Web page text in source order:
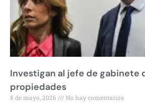
Investigan al jefe de gabinete
propiedades
8 de mayo, 2026 No hay comentarios